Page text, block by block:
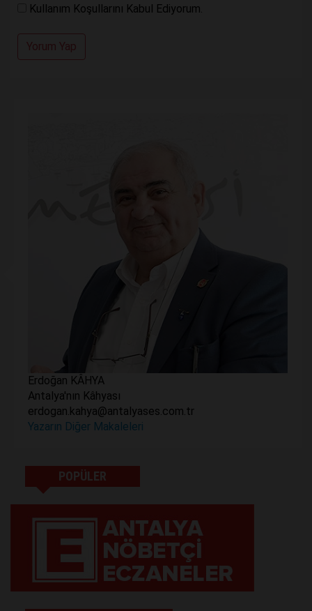
Kullanım Koşullarını Kabul Ediyorum.
Yorum Yap
Erdoğan KÂHYA
Antalya'nın Kâhyası
erdogan.kahya@antalyases.com.tr
Yazarın Diğer Makaleleri
POPÜLER